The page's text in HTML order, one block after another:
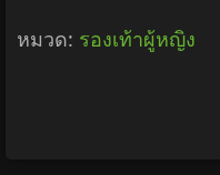
หมวด: รองเท้าผู้หญิง